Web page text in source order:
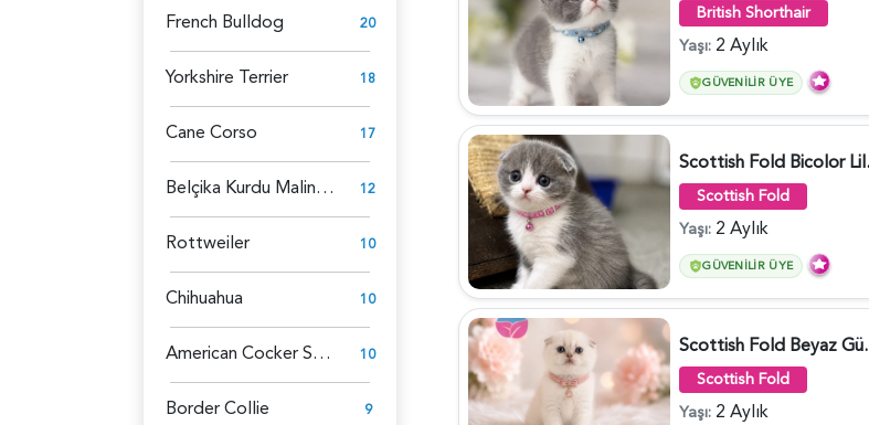
French Bulldog 20
Yorkshire Terrier 18
Cane Corso 17
Belçika Kurdu Malinois 12
Rottweiler 10
Chihuahua 10
American Cocker Spaniel 10
Border Collie 9
British Shorthair
Yaşı: 2 Aylık
GÜVENILIR ÜYE
Scottish Fold
Yaşı: 2 Aylık
GÜVENILIR ÜYE
Scottish Fold
Yaşı: 2 Aylık